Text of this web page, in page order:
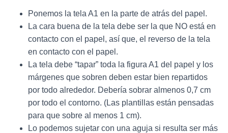
Ponemos la tela A1 en la parte de atrás del papel.
La cara buena de la tela debe ser la que NO está en
contacto con el papel, así que, el reverso de la tela
en contacto con el papel.
La tela debe “tapar” toda la figura A1 del papel y los
márgenes que sobren deben estar bien repartidos
por todo alrededor. Debería sobrar almenos 0,7 cm
por todo el contorno. (Las plantillas están pensadas
para que sobre al menos 1 cm).
Lo podemos sujetar con una aguja si resulta ser más